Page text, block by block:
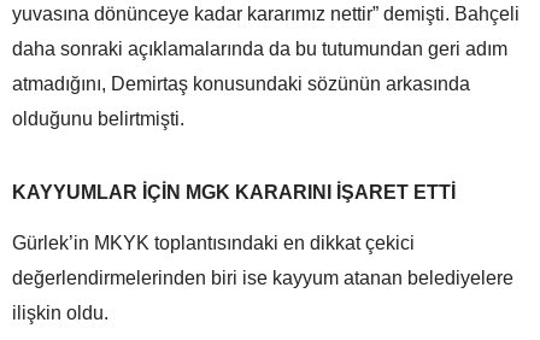
yuvasına dönünceye kadar kararımız nettir” demişti. Bahçeli
daha sonraki açıklamalarında da bu tutumundan geri adım
atmadığını, Demirtaş konusundaki sözünün arkasında
olduğunu belirtmişti.
KAYYUMLAR İÇİN MGK KARARINI İŞARET ETTİ
Gürlek’in MKYK toplantısındaki en dikkat çekici
değerlendirmelerinden biri ise kayyum atanan belediyelere
ilişkin oldu.